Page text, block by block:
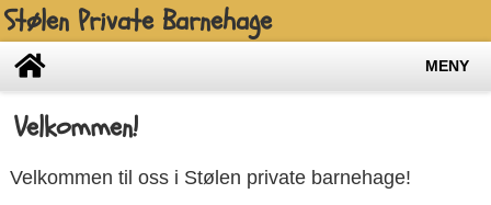
Stølen Private Barnehage
MENY
Velkommen!
Velkommen til oss i Stølen private barnehage!